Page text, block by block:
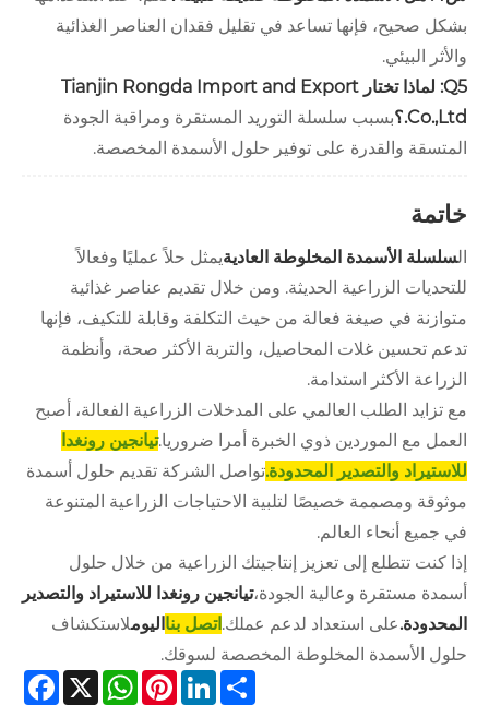
بشكل صحيح، فإنها تساعد في تقليل فقدان العناصر الغذائية
والأثر البيئي.
Q5: لماذا تختار Tianjin Rongda Import and Export
Co.,Ltd.؟
بسبب سلسلة التوريد المستقرة ومراقبة الجودة
المتسقة والقدرة على توفير حلول الأسمدة المخصصة.
خاتمة
السلسلة الأسمدة المخلوطة العاديةيمثل حلاً عمليًا وفعالاً
للتحديات الزراعية الحديثة. ومن خلال تقديم عناصر غذائية
متوازنة في صيغة فعالة من حيث التكلفة وقابلة للتكيف، فإنها
تدعم تحسين غلات المحاصيل، والتربة الأكثر صحة، وأنظمة
الزراعة الأكثر استدامة.
مع تزايد الطلب العالمي على المدخلات الزراعية الفعالة، أصبح
العمل مع الموردين ذوي الخبرة أمرا ضروريا.تيانجين رونغدا
للاستيراد والتصدير المحدودة.تواصل الشركة تقديم حلول أسمدة
موثوقة ومصممة خصيصًا لتلبية الاحتياجات الزراعية المتنوعة
في جميع أنحاء العالم.
إذا كنت تتطلع إلى تعزيز إنتاجيتك الزراعية من خلال حلول
أسمدة مستقرة وعالية الجودة،تيانجين رونغدا للاستيراد والتصدير
المحدودة.على استعداد لدعم عملك.اتصل بنااليوملاستكشاف
حلول الأسمدة المخلوطة المخصصة لسوقك.
X
WhatsAppPinterestLinkedInShare